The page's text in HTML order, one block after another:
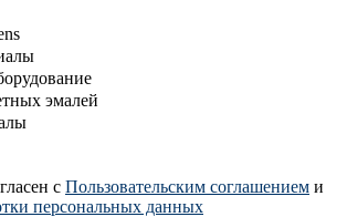
эмалей
с Пользовательским соглашением и
персональных данных